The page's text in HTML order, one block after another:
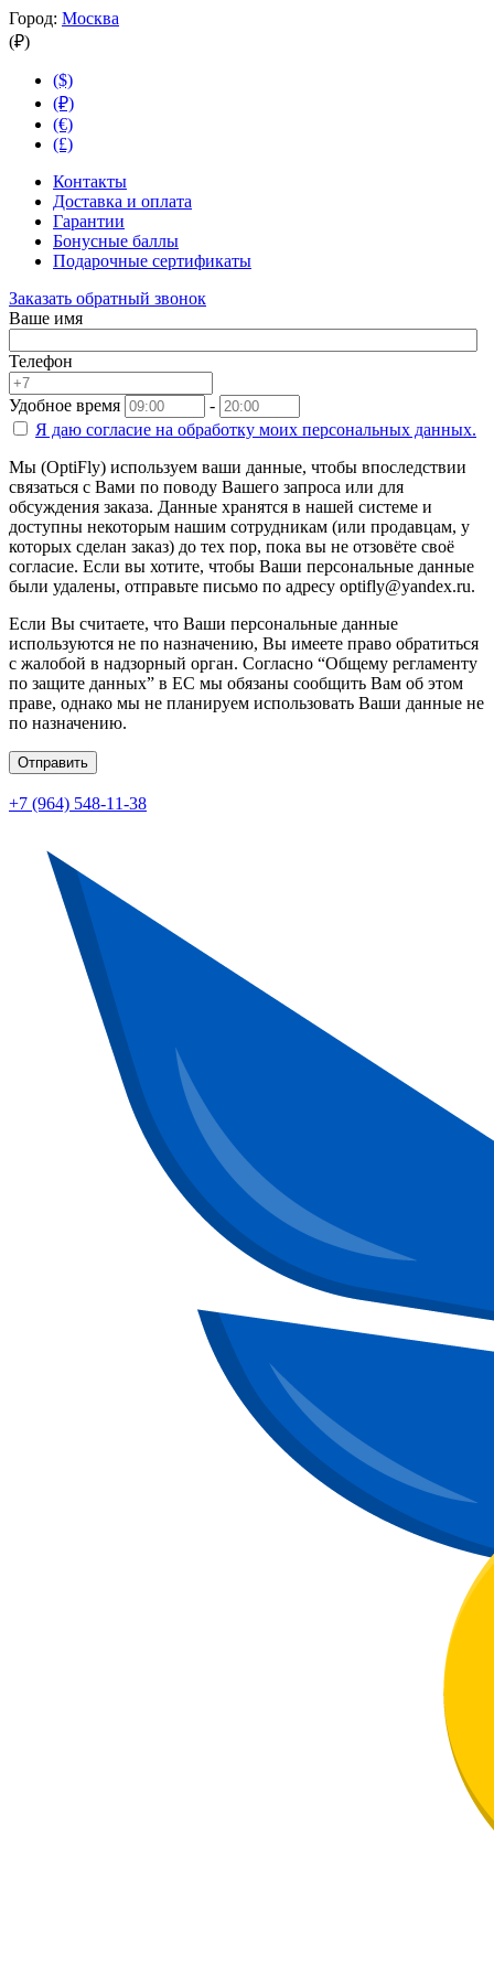
Город: Москва
(₽)
($)
(₽)
(€)
(£)
Контакты
Доставка и оплата
Гарантии
Бонусные баллы
Подарочные сертификаты
Заказать обратный звонок
Ваше имя
Телефон
Удобное время
-
Я даю согласие на обработку моих персональных данных.
Мы (OptiFly) используем ваши данные, чтобы впоследствии
связаться с Вами по поводу Вашего запроса или для
обсуждения заказа. Данные хранятся в нашей системе и
доступны некоторым нашим сотрудникам (или продавцам, у
которых сделан заказ) до тех пор, пока вы не отзовёте своё
согласие. Если вы хотите, чтобы Ваши персональные данные
были удалены, отправьте письмо по адресу optifly@yandex.ru.
Если Вы считаете, что Ваши персональные данные
используются не по назначению, Вы имеете право обратиться
с жалобой в надзорный орган. Согласно “Общему регламенту
по защите данных” в ЕС мы обязаны сообщить Вам об этом
праве, однако мы не планируем использовать Ваши данные не
по назначению.
Отправить
+7 (964) 548-11-38